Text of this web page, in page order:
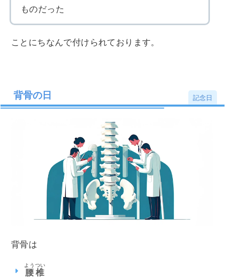
ものだった
ことにちなんで付けられております。
背骨の日 記念日
背骨は
腰椎
ようつい